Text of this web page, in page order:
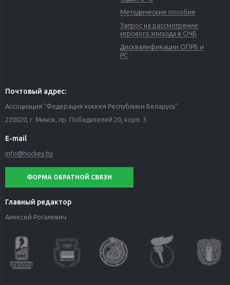
Методические пособия
Запрос на рассмотрение
игрового эпизода в ОЧБ
Дисквалификации ОПРБ и
РС
Почтовый адрес:
Ассоциация "Федерация хоккея Республики Беларусь"
220020, г. Минск, пр. Победителей 20, корп. 3
E-mail
info@hockey.by
ФОРМА ОБРАТНОЙ СВЯЗИ
Главный редактор
Алексей Рогалевич